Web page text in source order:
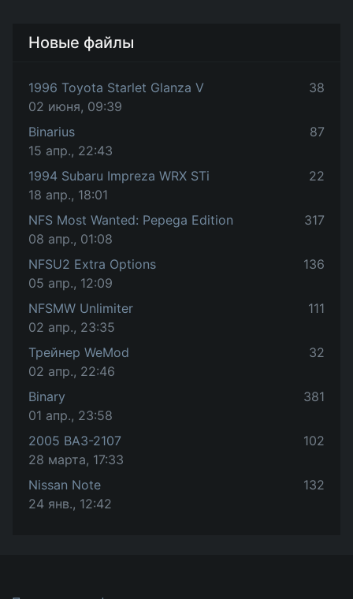
Новые файлы
1996 Toyota Starlet Glanza V
02 июня, 09:39
38
Binarius
15 апр., 22:43
87
1994 Subaru Impreza WRX STi
18 апр., 18:01
22
NFS Most Wanted: Pepega Edition
08 апр., 01:08
317
NFSU2 Extra Options
05 апр., 12:09
136
NFSMW Unlimiter
02 апр., 23:35
111
Трейнер WeMod
02 апр., 22:46
32
Binary
01 апр., 23:58
381
2005 ВАЗ-2107
28 марта, 17:33
102
Nissan Note
24 янв., 12:42
132